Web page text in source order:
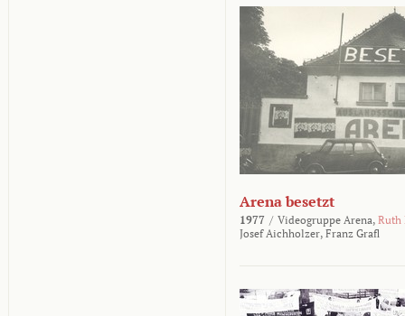
Arena besetzt
1977 / Videogruppe Arena, Ruth
Josef Aichholzer, Franz Grafl